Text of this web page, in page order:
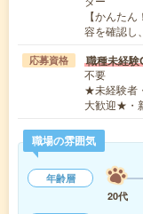
【かんた
容を確認し
応募資格 職種未経験
不要
★未経験者
大歓迎★・
職場の雰囲気
年齢層
20代